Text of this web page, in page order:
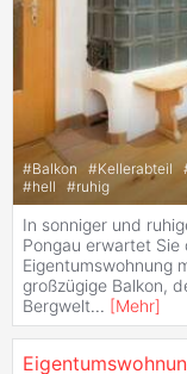
#Balkon #Kellerabteil
#hell #ruhig
In sonniger und
Pongau erwartet
Eigentumswohnung
großzügige Balkon,
Bergwelt... [Mehr]